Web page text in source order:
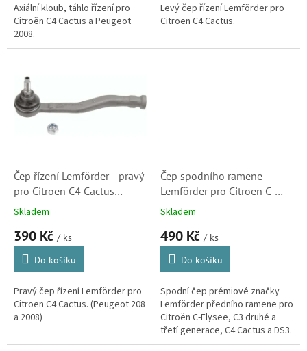
Axiální kloub, táhlo řízení pro
Citroën C4 Cactus a Peugeot
2008.
Levý čep řízení Lemförder pro
Citroen C4 Cactus.
Čep řízení Lemförder - pravý
pro Citroen C4 Cactus
(3938601, 1628950180)
Skladem
390 Kč / ks
Do košíku
Pravý čep řízení Lemförder pro
Citroen C4 Cactus. (Peugeot 208
a 2008)
Čep spodního ramene
Lemförder pro Citroen C-
Elysee a C3 II, C3 III, C4
Skladem
490 Kč / ks
Do košíku
Spodní čep prémiové značky
Lemförder předního ramene pro
Citroën C-Elysee, C3 druhé a
třetí generace, C4 Cactus a DS3.
(Peugeot 208, 301 a 2008, Opel